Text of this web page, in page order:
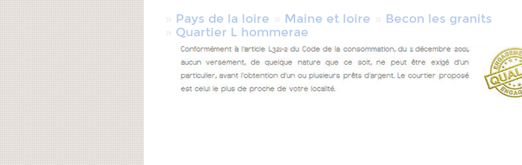
Pays de la loire Maine et loire Becon les granits
Quartier L hommerae